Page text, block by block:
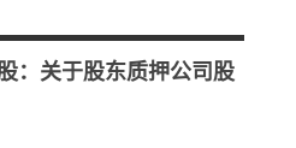
：关于股东质押公司股